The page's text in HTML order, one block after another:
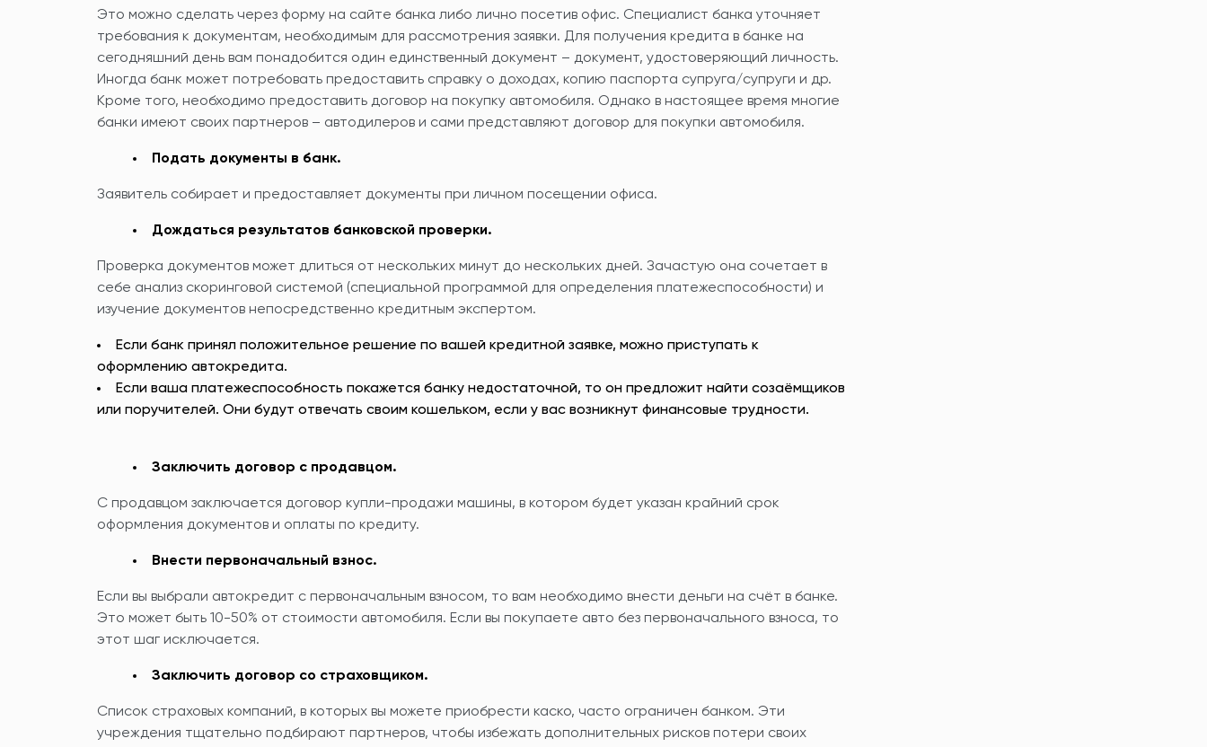
Это можно сделать через форму на сайте банка либо лично посетив офис. Специалист банка уточняет
требования к документам, необходимым для рассмотрения заявки. Для получения кредита в банке на
сегодняшний день вам понадобится один единственный документ – документ, удостоверяющий личность.
Иногда банк может потребовать предоставить справку о доходах, копию паспорта супруга/супруги и др.
Кроме того, необходимо предоставить договор на покупку автомобиля. Однако в настоящее время многие
банки имеют своих партнеров – автодилеров и сами представляют договор для покупки автомобиля.
Подать документы в банк.
Заявитель собирает и предоставляет документы при личном посещении офиса.
Дождаться результатов банковской проверки.
Проверка документов может длиться от нескольких минут до нескольких дней. Зачастую она сочетает в
себе анализ скоринговой системой (специальной программой для определения платежеспособности) и
изучение документов непосредственно кредитным экспертом.
Если банк принял положительное решение по вашей кредитной заявке, можно приступать к
оформлению автокредита.
Если ваша платежеспособность покажется банку недостаточной, то он предложит найти созаёмщиков
или поручителей. Они будут отвечать своим кошельком, если у вас возникнут финансовые трудности.
Заключить договор с продавцом.
С продавцом заключается договор купли-продажи машины, в котором будет указан крайний срок
оформления документов и оплаты по кредиту.
Внести первоначальный взнос.
Если вы выбрали автокредит с первоначальным взносом, то вам необходимо внести деньги на счёт в банке.
Это может быть 10-50% от стоимости автомобиля. Если вы покупаете авто без первоначального взноса, то
этот шаг исключается.
Заключить договор со страховщиком.
Список страховых компаний, в которых вы можете приобрести каско, часто ограничен банком. Эти
учреждения тщательно подбирают партнеров, чтобы избежать дополнительных рисков потери своих